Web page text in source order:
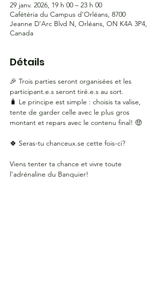
29 janv. 2026, 19 h 00 – 23 h 00
Cafétéria du Campus d'Orléans, 8700
Jeanne D'Arc Blvd N, Orléans, ON K4A 3P4,
Canada
Détails
🎉 Trois parties seront organisées et les
participant.e.s seront tiré.e.s au sort.
🧳 Le principe est simple : choisis ta valise,
tente de garder celle avec le plus gros
montant et repars avec le contenu final! 🤑
🍀 Seras-tu chanceux.se cette fois-ci?
Viens tenter ta chance et vivre toute
l’adrénaline du Banquier!